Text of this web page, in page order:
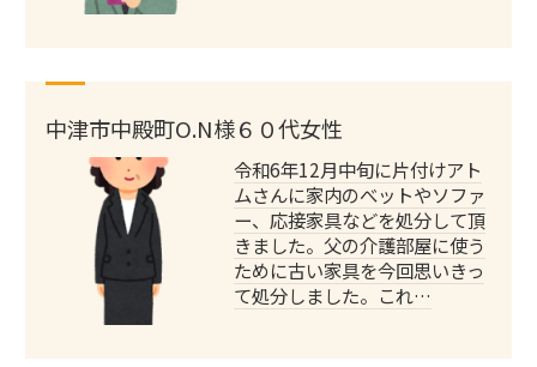
中津市中殿町O.N様６０代女性
令和6年12月中旬に片付けアト
ムさんに家内のべットやソファ
ー、応接家具などを処分して頂
きました。父の介護部屋に使う
ために古い家具を今回思いきっ
て処分しました。これ…